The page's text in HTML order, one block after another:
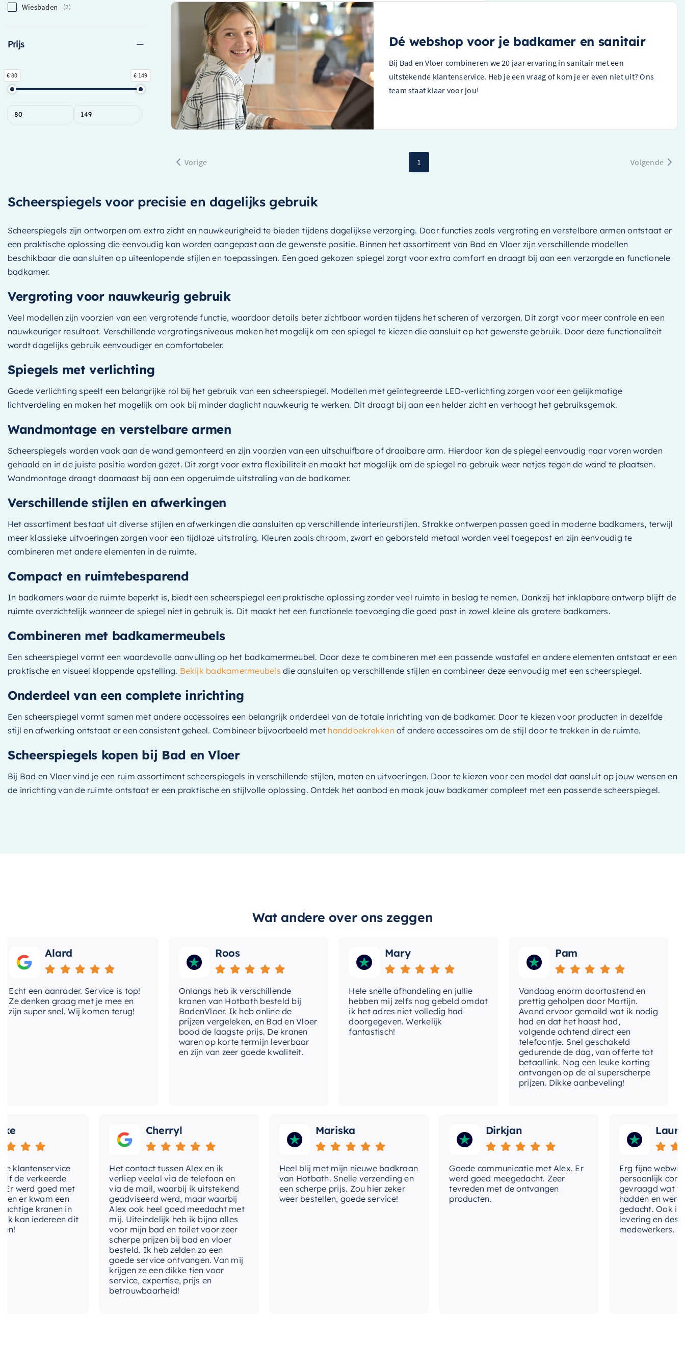
Wiesbaden 2
Prijs
€ 80 € 149
Dé webshop voor je badkamer en sanitair
Bij Bad en Vloer combineren we 20 jaar ervaring in sanitair met een
uitstekende klantenservice. Heb je een vraag of kom je er even niet uit? Ons
team staat klaar voor jou!
Vorige 1 Volgende
Scheerspiegels voor precisie en dagelijks gebruik
Scheerspiegels zijn ontworpen om extra zicht en nauwkeurigheid te bieden tijdens dagelijkse verzorging. Door functies zoals vergroting en verstelbare armen ontstaat er
een praktische oplossing die eenvoudig kan worden aangepast aan de gewenste positie. Binnen het assortiment van Bad en Vloer zijn verschillende modellen
beschikbaar die aansluiten op uiteenlopende stijlen en toepassingen. Een goed gekozen spiegel zorgt voor extra comfort en draagt bij aan een verzorgde en functionele
badkamer.
Vergroting voor nauwkeurig gebruik
Veel modellen zijn voorzien van een vergrotende functie, waardoor details beter zichtbaar worden tijdens het scheren of verzorgen. Dit zorgt voor meer controle en een
nauwkeuriger resultaat. Verschillende vergrotingsniveaus maken het mogelijk om een spiegel te kiezen die aansluit op het gewenste gebruik. Door deze functionaliteit
wordt dagelijks gebruik eenvoudiger en comfortabeler.
Spiegels met verlichting
Goede verlichting speelt een belangrijke rol bij het gebruik van een scheerspiegel. Modellen met geïntegreerde LED-verlichting zorgen voor een gelijkmatige
lichtverdeling en maken het mogelijk om ook bij minder daglicht nauwkeurig te werken. Dit draagt bij aan een helder zicht en verhoogt het gebruiksgemak.
Wandmontage en verstelbare armen
Scheerspiegels worden vaak aan de wand gemonteerd en zijn voorzien van een uitschuifbare of draaibare arm. Hierdoor kan de spiegel eenvoudig naar voren worden
gehaald en in de juiste positie worden gezet. Dit zorgt voor extra flexibiliteit en maakt het mogelijk om de spiegel na gebruik weer netjes tegen de wand te plaatsen.
Wandmontage draagt daarnaast bij aan een opgeruimde uitstraling van de badkamer.
Verschillende stijlen en afwerkingen
Het assortiment bestaat uit diverse stijlen en afwerkingen die aansluiten op verschillende interieurstijlen. Strakke ontwerpen passen goed in moderne badkamers, terwijl
meer klassieke uitvoeringen zorgen voor een tijdloze uitstraling. Kleuren zoals chroom, zwart en geborsteld metaal worden veel toegepast en zijn eenvoudig te
combineren met andere elementen in de ruimte.
Compact en ruimtebesparend
In badkamers waar de ruimte beperkt is, biedt een scheerspiegel een praktische oplossing zonder veel ruimte in beslag te nemen. Dankzij het inklapbare ontwerp blijft de
ruimte overzichtelijk wanneer de spiegel niet in gebruik is. Dit maakt het een functionele toevoeging die goed past in zowel kleine als grotere badkamers.
Combineren met badkamermeubels
Een scheerspiegel vormt een waardevolle aanvulling op het badkamermeubel. Door deze te combineren met een passende wastafel en andere elementen ontstaat er een
praktische en visueel kloppende opstelling. Bekijk badkamermeubels die aansluiten op verschillende stijlen en combineer deze eenvoudig met een scheerspiegel.
Onderdeel van een complete inrichting
Een scheerspiegel vormt samen met andere accessoires een belangrijk onderdeel van de totale inrichting van de badkamer. Door te kiezen voor producten in dezelfde
stijl en afwerking ontstaat er een consistent geheel. Combineer bijvoorbeeld met handdoekrekken of andere accessoires om de stijl door te trekken in de ruimte.
Scheerspiegels kopen bij Bad en Vloer
Bij Bad en Vloer vind je een ruim assortiment scheerspiegels in verschillende stijlen, maten en uitvoeringen. Door te kiezen voor een model dat aansluit op jouw wensen en
de inrichting van de ruimte ontstaat er een praktische en stijlvolle oplossing. Ontdek het aanbod en maak jouw badkamer compleet met een passende scheerspiegel.
Wat andere over ons zeggen
Alard
een aanrader. Service is top!
denken graag met je mee en
super snel. Wij komen terug!
Roos
Onlangs heb ik verschillende
kranen van Hotbath besteld bij
BadenVloer. Ik heb online de
prijzen vergeleken, en Bad en Vloer
bood de laagste prijs. De kranen
waren op korte termijn leverbaar
en zijn van zeer goede kwaliteit.
Mary
Hele snelle afhandeling en jullie
hebben mij zelfs nog gebeld omdat
ik het adres niet volledig had
doorgegeven. Werkelijk
fantastisch!
Pam
Vandaag enorm doortastend en
prettig geholpen door Martijn.
Avond ervoor gemaild wat ik nodig
had en dat het haast had,
volgende ochtend direct een
telefoontje. Snel geschakeld
gedurende de dag, van offerte tot
betaallink. Nog een leuke korting
ontvangen op de al superscherpe
prijzen. Dikke aanbeveling!
verkeerde
goed met
kwam een
kranen in
iedereen dit
Cherryl
Het contact tussen Alex en ik
verliep veelal via de telefoon en
via de mail, waarbij ik uitstekend
geadviseerd werd, maar waarbij
Alex ook heel goed meedacht met
mij. Uiteindelijk heb ik bijna alles
voor mijn bad en toilet voor zeer
scherpe prijzen bij bad en vloer
besteld. Ik heb zelden zo een
goede service ontvangen. Van mij
krijgen ze een dikke tien voor
service, expertise, prijs en
betrouwbaarheid!
Mariska
Heel blij met mijn nieuwe badkraan
van Hotbath. Snelle verzending en
een scherpe prijs. Zou hier zeker
weer bestellen, goede service!
Dirkjan
Goede communicatie met Alex. Er
werd goed meegedacht. Zeer
tevreden met de ontvangen
producten.
Laura
Erg fijne webwinkel,
persoonlijk contact
gevraagd wat we
hadden en werd met
gedacht. Ook in de
levering en
medewerkers. Wij